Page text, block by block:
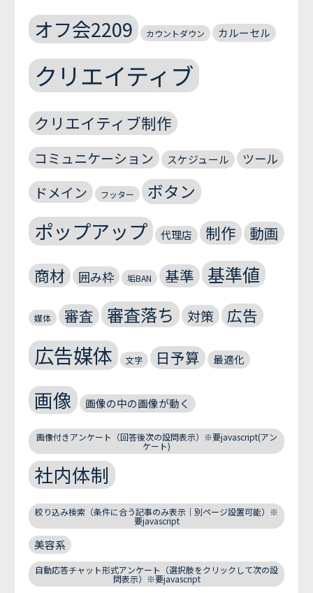
オフ会2209 カウントダウン カルーセル
クリエイティブ
クリエイティブ制作
コミュニケーション スケジュール ツール
ドメイン フッター ボタン
ポップアップ 代理店 制作 動画
商材 囲み枠 垢BAN 基準 基準値
媒体 審査 審査落ち 対策 広告
広告媒体 文字 日予算 最適化
画像 画像の中の画像が動く
画像付きアンケート（回答後次の設問表示）※要javascript(アン
ケート)
社内体制
絞り込み検索（条件に合う記事のみ表示｜別ページ設置可能）※
要javascript
美容系
自動応答チャット形式アンケート（選択肢をクリックして次の設
問表示）※要javascript